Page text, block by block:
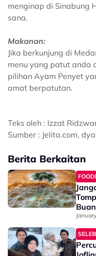
menginap di Sinabung
sana.
Makanan:
Jika berkunjung di
menu yang patut anda
pilihan Ayam Penyet
amat berpatutan.
Teks oleh : Izzat
Sumber : Jelita.com,
Berita Berkaitan